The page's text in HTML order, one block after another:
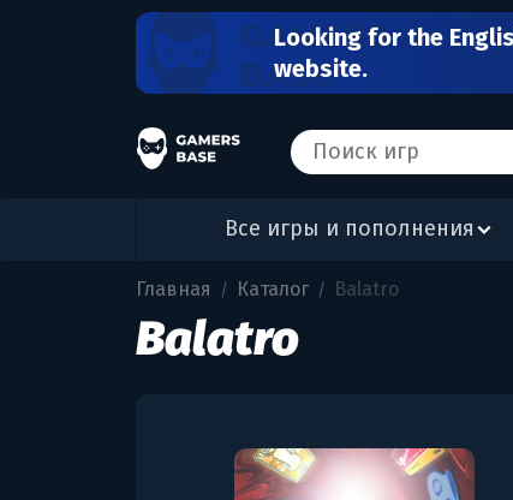
Looking for the
website.
Все игры и пополнения
Главная / Каталог / Balatro
Balatro